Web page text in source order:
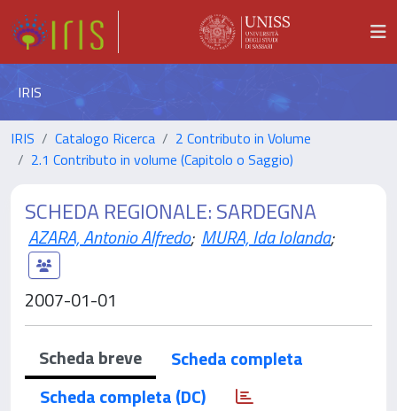
IRIS
IRIS Catalogo Ricerca
2 Contributo in Volume
2.1 Contributo in volume (Capitolo o Saggio)
SCHEDA REGIONALE: SARDEGNA
AZARA, Antonio Alfredo; MURA, Ida Iolanda;
2007-01-01
Scheda breve
Scheda completa
Scheda completa (DC)